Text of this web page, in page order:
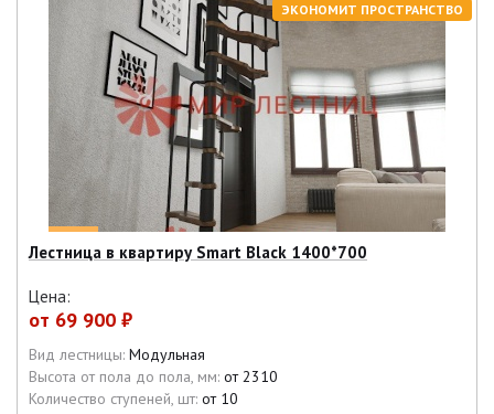
ЭКОНОМИТ ПРОСТРАНСТВО
Лестница в квартиру Smart Black 1400*700
Цена:
от 69 900 ₽
Вид лестницы: Модульная
Высота от пола до пола, мм: от 2310
Количество ступеней, шт: от 10